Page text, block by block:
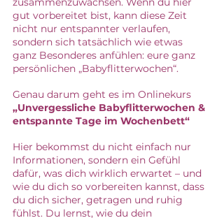
gut vorbereitet bist, kann diese Zeit
nicht nur entspannter verlaufen,
sondern sich tatsächlich wie etwas
ganz Besonderes anfühlen: eure ganz
persönlichen „Babyflitterwochen“.
Genau darum geht es im Onlinekurs
„Unvergessliche Babyflitterwochen &
entspannte Tage im Wochenbett“
Hier bekommst du nicht einfach nur
Informationen, sondern ein Gefühl
dafür, was dich wirklich erwartet – und
wie du dich so vorbereiten kannst, dass
du dich sicher, getragen und ruhig
fühlst. Du lernst, wie du dein